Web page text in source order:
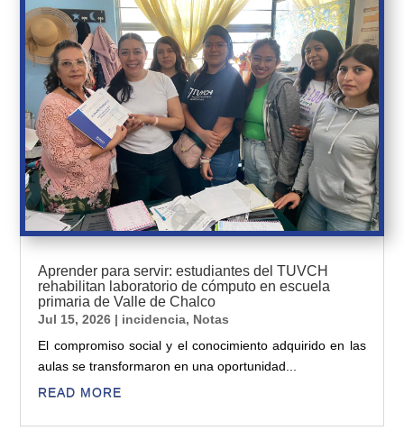
Aprender para servir: estudiantes del TUVCH
rehabilitan laboratorio de cómputo en escuela
primaria de Valle de Chalco
Jul 15, 2026 | incidencia, Notas
El compromiso social y el conocimiento adquirido en las
aulas se transformaron en una oportunidad...
READ MORE